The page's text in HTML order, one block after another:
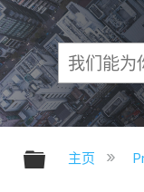
扩展/隐
主页